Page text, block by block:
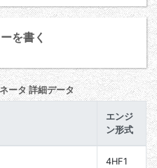
を書く
タ 詳細データ
エンジ
ン形式
4HF1